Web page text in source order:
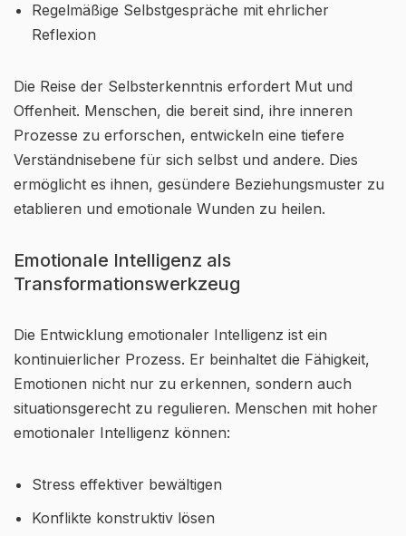
Regelmäßige Selbstgespräche mit ehrlicher
Reflexion
Die Reise der Selbsterkenntnis erfordert Mut und
Offenheit. Menschen, die bereit sind, ihre inneren
Prozesse zu erforschen, entwickeln eine tiefere
Verständnisebene für sich selbst und andere. Dies
ermöglicht es ihnen, gesündere Beziehungsmuster zu
etablieren und emotionale Wunden zu heilen.
Emotionale Intelligenz als
Transformationswerkzeug
Die Entwicklung emotionaler Intelligenz ist ein
kontinuierlicher Prozess. Er beinhaltet die Fähigkeit,
Emotionen nicht nur zu erkennen, sondern auch
situationsgerecht zu regulieren. Menschen mit hoher
emotionaler Intelligenz können:
Stress effektiver bewältigen
Konflikte konstruktiv lösen